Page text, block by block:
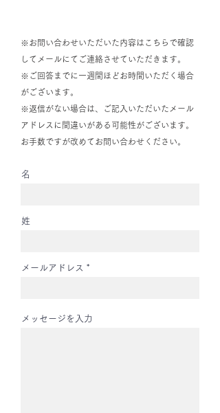
※お問い合わせいただいた内容はこちらで確認
してメールにてご連絡させていただきます。
※ご回答までに一週間ほどお時間いただく場合
がございます。
※返信がない場合は、ご記入いただいたメール
アドレスに間違いがある可能性がございます。
お手数ですが改めてお問い合わせください。
名
姓
メールアドレス
メッセージを入力